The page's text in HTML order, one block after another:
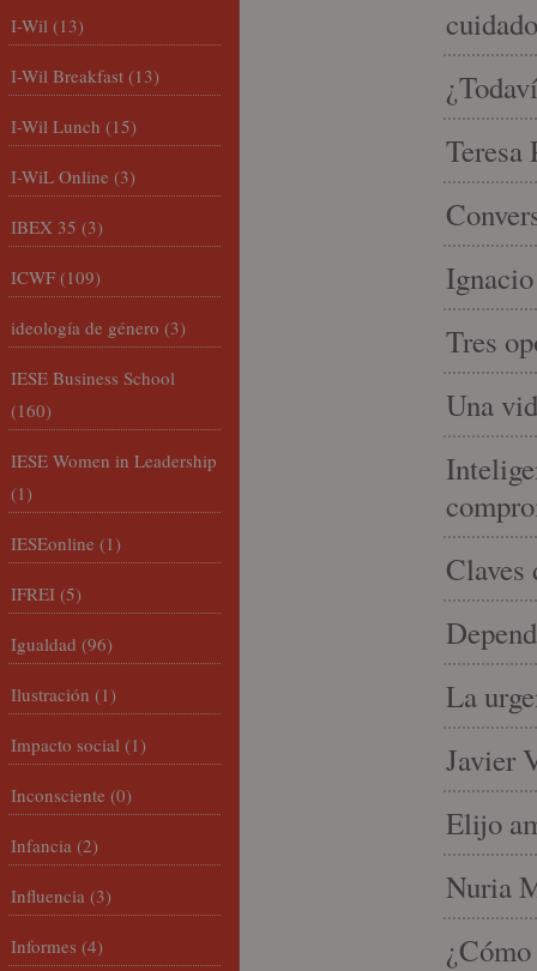
cuidado
Teresa
Tres
Una
Claves
La
Javier
Elijo
Nuria
I-Wil (13)
I-Wil Breakfast (13)
I-Wil Lunch (15)
I-WiL Online (3)
IBEX 35 (3)
ICWF (109)
ideología de género (3)
IESE Business School
(160)
IESE Women in Leadership
(1)
IESEonline (1)
IFREI (5)
Igualdad (96)
Ilustración (1)
Impacto social (1)
Inconsciente (0)
Infancia (2)
Influencia (3)
Informes (4)